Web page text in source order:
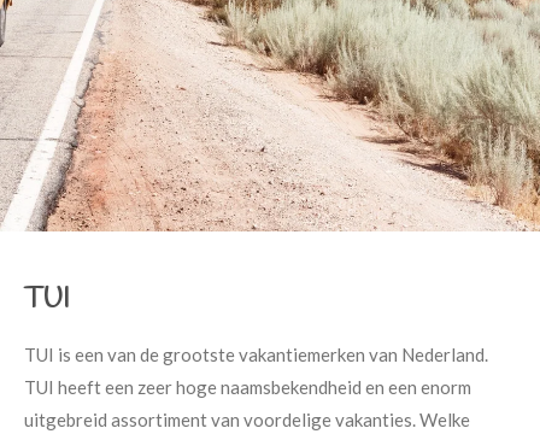
TUI
TUI is een van de grootste vakantiemerken van Nederland.
TUI heeft een zeer hoge naamsbekendheid en een enorm
uitgebreid assortiment van voordelige vakanties. Welke